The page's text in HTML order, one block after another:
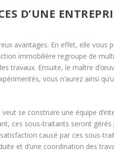
D’UNE
avantages. En effet, elle vous
immobilière regroupe de
travaux. Ensuite, le maître
vous n’aurez ainsi
se construire une équipe
ces sous-traitants seront
causé par ces sous-
et d’une coordination des